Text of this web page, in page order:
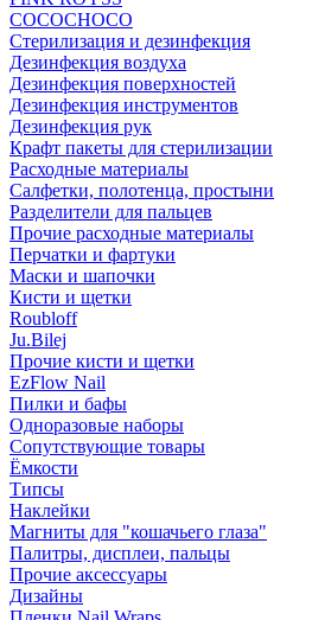
COCOCHOCO
Стерилизация и дезинфекция
Дезинфекция воздуха
Дезинфекция поверхностей
Дезинфекция инструментов
Дезинфекция рук
Крафт пакеты для стерилизации
Расходные материалы
Салфетки, полотенца, простыни
Разделители для пальцев
Прочие расходные материалы
Перчатки и фартуки
Маски и шапочки
Кисти и щетки
Roubloff
Ju.Bilej
Прочие кисти и щетки
EzFlow Nail
Пилки и бафы
Одноразовые наборы
Сопутствующие товары
Ёмкости
Типсы
Наклейки
Магниты для "кошачьего глаза"
Палитры, дисплеи, пальцы
Прочие аксессуары
Дизайны